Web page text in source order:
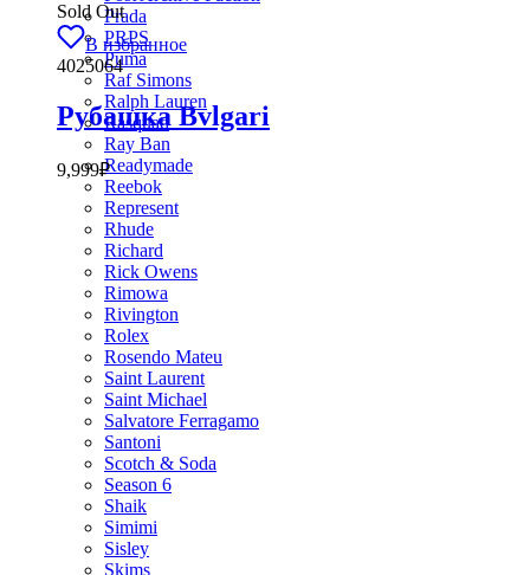
Prada
PRPS
Puma
Raf Simons
Ralph Lauren
Rasquad
Ray Ban
Readymade
Reebok
Represent
Rhude
Richard
Rick Owens
Rimowa
Rivington
Rolex
Rosendo Mateu
Saint Laurent
Saint Michael
Salvatore Ferragamo
Santoni
Scotch & Soda
Season 6
Shaik
Simimi
Sisley
Skims
Sold Out
В избранное
4025064
Рубашка Bvlgari
9,999₽